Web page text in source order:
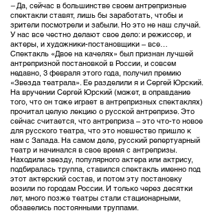
–Да, сейчас в большинстве своем антрепризные
спектакли ставят, лишь бы заработать, чтобы и
зрители посмотрели и забыли. Но это не наш случай.
У нас все честно делают свое дело: и режиссер, и
актеры, и художники-постановщики – все…
Спектакль «Двое на качелях» был признан лучшей
антрепризной постановкой в России, и совсем
недавно, 3 февраля этого года, получил премию
«Звезда театрала». Ее разделили я и Сергей Юрский.
На вручении Сергей Юрский (может, в оправдание
того, что он тоже играет в антрепризных спектаклях)
прочитал целую лекцию о русской антрепризе. Это
сейчас считается, что антреприза – это что-то новое
для русского театра, что это новшество пришло к
нам с Запада. На самом деле, русский репертуарный
театр и начинался в свое время с антрепризы.
Находили звезду, популярного актера или актрису,
подбиралась труппа, ставился спектакль именно под
этот актерский состав, и потом эту постановку
возили по городам России. И только через десятки
лет, много позже театры стали стационарными,
обзавелись постоянными труппами.